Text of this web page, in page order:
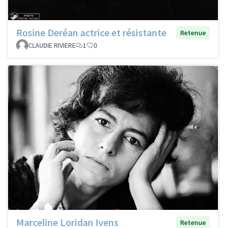
Rosine Deréan actrice et résistante
Retenue
CLAUDIE RIVIERE
1 0
Marceline Loridan Ivens
Retenue